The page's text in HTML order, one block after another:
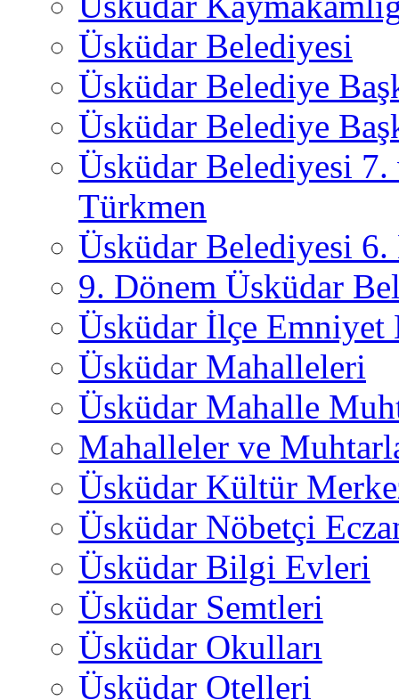
Üsküdar Belediyesi
Üsküdar Belediye
Üsküdar Belediye
Üsküdar Belediyesi
Türkmen
Üsküdar Belediyesi 6.
9. Dönem Üsküdar
Üsküdar İlçe
Üsküdar Mahalleleri
Üsküdar Mahalle
Mahalleler ve
Üsküdar Kültür
Üsküdar Nöbetçi
Üsküdar Bilgi Evleri
Üsküdar Semtleri
Üsküdar Okulları
Üsküdar Otelleri